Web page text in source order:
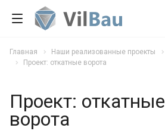
Главная Наши реализованные проекты
Проект: откатные ворота
Проект: откатные
ворота